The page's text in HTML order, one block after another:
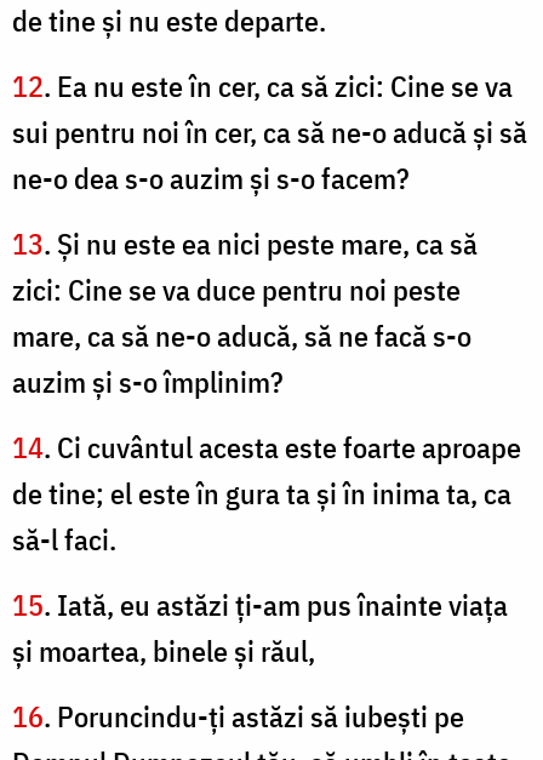
de tine şi nu este departe.
12. Ea nu este în cer, ca să zici: Cine se va
sui pentru noi în cer, ca să ne-o aducă şi să
ne-o dea s-o auzim şi s-o facem?
13. Şi nu este ea nici peste mare, ca să
zici: Cine se va duce pentru noi peste
mare, ca să ne-o aducă, să ne facă s-o
auzim şi s-o împlinim?
14. Ci cuvântul acesta este foarte aproape
de tine; el este în gura ta şi în inima ta, ca
să-l faci.
15. Iată, eu astăzi ţi-am pus înainte viaţa
şi moartea, binele şi răul,
16. Poruncindu-ţi astăzi să iubeşti pe